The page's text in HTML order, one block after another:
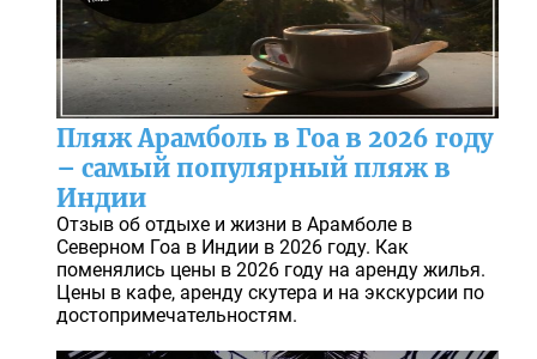
Пляж Арамболь в Гоа в 2026 году
– самый популярный пляж в
Индии
Отзыв об отдыхе и жизни в Арамболе в
Северном Гоа в Индии в 2026 году. Как
поменялись цены в 2026 году на аренду жилья.
Цены в кафе, аренду скутера и на экскурсии по
достопримечательностям.